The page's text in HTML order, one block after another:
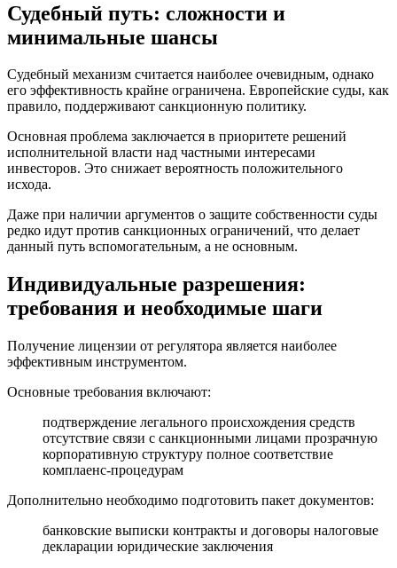
Судебный путь: сложности и
минимальные шансы
Судебный механизм считается наиболее очевидным, однако
его эффективность крайне ограничена. Европейские суды, как
правило, поддерживают санкционную политику.
Основная проблема заключается в приоритете решений
исполнительной власти над частными интересами
инвесторов. Это снижает вероятность положительного
исхода.
Даже при наличии аргументов о защите собственности суды
редко идут против санкционных ограничений, что делает
данный путь вспомогательным, а не основным.
Индивидуальные разрешения:
требования и необходимые шаги
Получение лицензии от регулятора является наиболее
эффективным инструментом.
Основные требования включают:
подтверждение легального происхождения средств
отсутствие связи с санкционными лицами прозрачную
корпоративную структуру полное соответствие
комплаенс-процедурам
Дополнительно необходимо подготовить пакет документов:
банковские выписки контракты и договоры налоговые
декларации юридические заключения